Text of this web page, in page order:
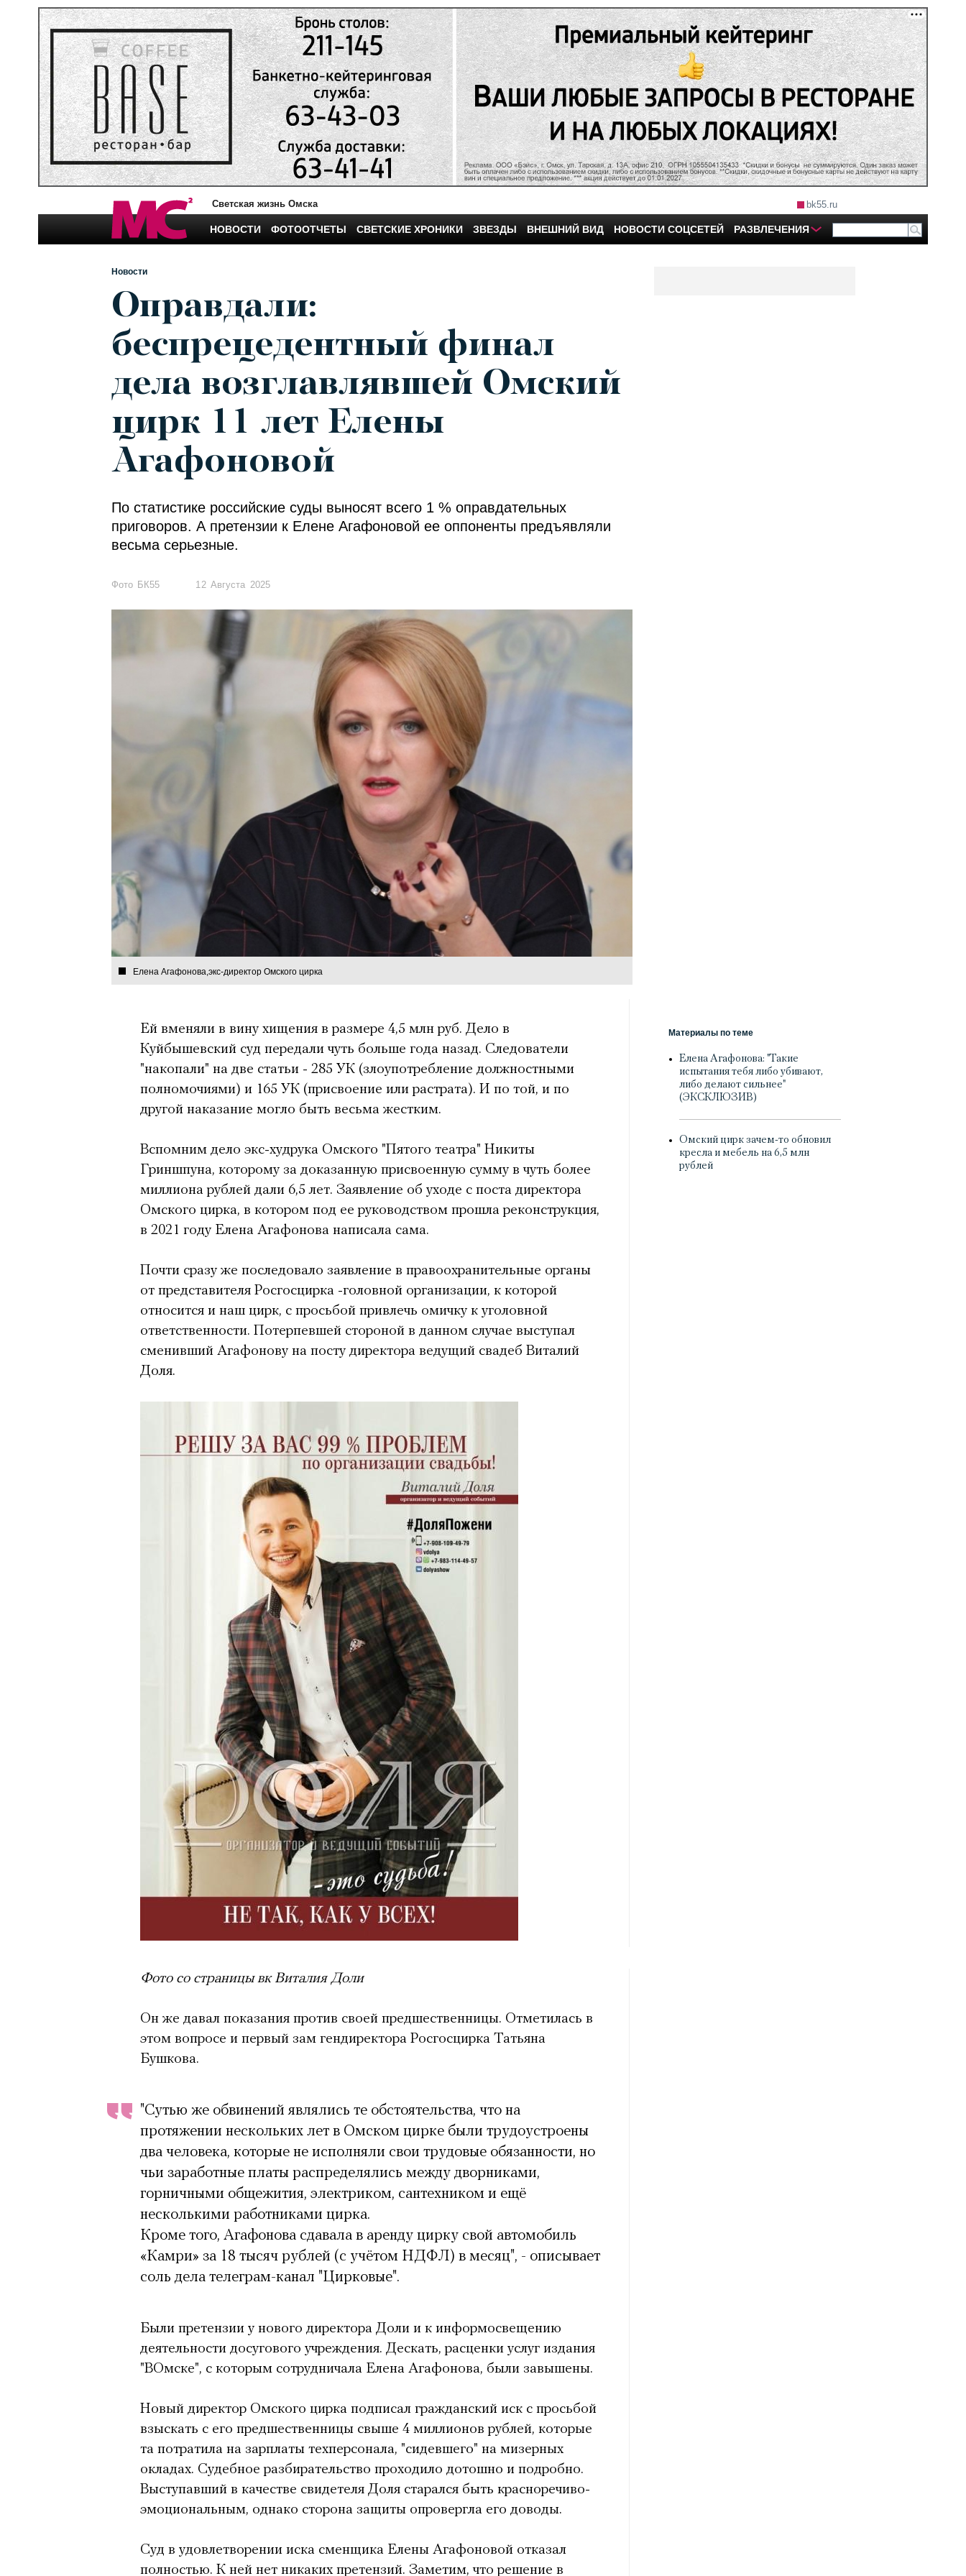
Светская жизнь Омска bk55.ru
НОВОСТИ ФОТООТЧЕТЫ СВЕТСКИЕ ХРОНИКИ ЗВЕЗДЫ ВНЕШНИЙ ВИД НОВОСТИ СОЦСЕТЕЙ РАЗВЛЕЧЕНИЯ
Новости
Оправдали:
беспрецедентный финал
дела возглавлявшей Омский
цирк 11 лет Елены
Агафоновой
По статистике российские суды выносят всего 1 % оправдательных
приговоров. А претензии к Елене Агафоновой ее оппоненты предъявляли
весьма серьезные.
Фото БК55 12 Августа 2025
Елена Агафонова,экс-директор Омского цирка
Материалы по теме
Елена Агафонова: "Такие
испытания тебя либо убивают,
либо делают сильнее"
(ЭКСКЛЮЗИВ)
Омский цирк зачем-то обновил
кресла и мебель на 6,5 млн
рублей
Ей вменяли в вину хищения в размере 4,5 млн руб. Дело в
Куйбышевский суд передали чуть больше года назад. Следователи
"накопали" на две статьи - 285 УК (злоупотребление должностными
полномочиями) и 165 УК (присвоение или растрата). И по той, и по
другой наказание могло быть весьма жестким.
Вспомним дело экс-худрука Омского "Пятого театра" Никиты
Гриншпуна, которому за доказанную присвоенную сумму в чуть более
миллиона рублей дали 6,5 лет. Заявление об уходе с поста директора
Омского цирка, в котором под ее руководством прошла реконструкция,
в 2021 году Елена Агафонова написала сама.
Почти сразу же последовало заявление в правоохранительные органы
от представителя Росгосцирка -головной организации, к которой
относится и наш цирк, с просьбой привлечь омичку к уголовной
ответственности. Потерпевшей стороной в данном случае выступал
сменивший Агафонову на посту директора ведущий свадеб Виталий
Доля.
Фото со страницы вк Виталия Доли
Он же давал показания против своей предшественницы. Отметилась в
этом вопросе и первый зам гендиректора Росгосцирка Татьяна
Бушкова.
"Сутью же обвинений являлись те обстоятельства, что на
протяжении нескольких лет в Омском цирке были трудоустроены
два человека, которые не исполняли свои трудовые обязанности, но
чьи заработные платы распределялись между дворниками,
горничными общежития, электриком, сантехником и ещё
несколькими работниками цирка.
Кроме того, Агафонова сдавала в аренду цирку свой автомобиль
«Камри» за 18 тысяч рублей (с учётом НДФЛ) в месяц", - описывает
соль дела телеграм-канал "Цирковые".
Были претензии у нового директора Доли и к информосвещению
деятельности досугового учреждения. Дескать, расценки услуг издания
"ВОмске", с которым сотрудничала Елена Агафонова, были завышены.
Новый директор Омского цирка подписал гражданский иск с просьбой
взыскать с его предшественницы свыше 4 миллионов рублей, которые
та потратила на зарплаты техперсонала, "сидевшего" на мизерных
окладах. Судебное разбирательство проходило дотошно и подробно.
Выступавший в качестве свидетеля Доля старался быть красноречиво-
эмоциональным, однако сторона защиты опровергла его доводы.
Суд в удовлетворении иска сменщика Елены Агафоновой отказал
полностью. К ней нет никаких претензий. Заметим, что решение в